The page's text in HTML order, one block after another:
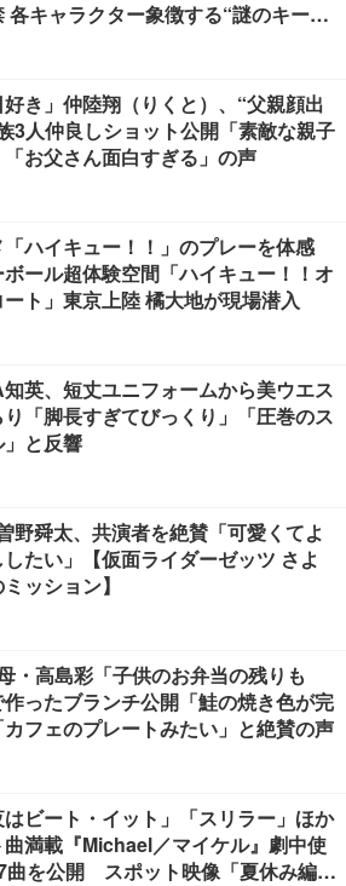
各キャラクター象徴する“謎のキーワ
好き」仲陸翔（りくと）、“父親顔出
3人仲良しショット公開「素敵な親子
お父さん面白すぎる」の声
「ハイキュー！！」のプレーを体感
ール超体験空間「ハイキュー！！オ
ート」東京上陸 橘大地が現場潜入
英、短丈ユニフォームから美ウエス
り「脚長すぎてびっくり」「圧巻のス
と反響
野舜太、共演者を絶賛「可愛くてよ
したい」【仮面ライダーゼッツ さよ
ッション】
・高島彩「子供のお弁当の残りも
ったブランチ公開「鮭の焼き色が完
フェのプレートみたい」と絶賛の声
はビート・イット」「スリラー」ほか
曲満載『Michael／マイケル』劇中使
曲を公開 スポット映像「夏休み編」